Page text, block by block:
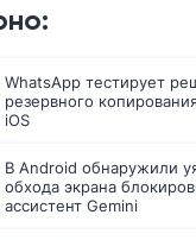
WhatsApp тестирует
резервного
iOS
В Android обнаружили
обхода экрана
ассистент Gemini